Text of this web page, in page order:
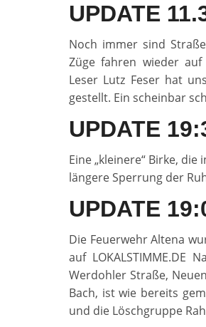
UPDATE
Noch immer sind
Züge fahren wieder auf
Leser Lutz Feser hat
gestellt. Ein scheinbar
UPDATE
Eine „kleinere“ Birke,
längere Sperrung der
UPDATE
Die Feuerwehr Altena
auf
Werdohler Straße,
Bach, ist wie bereits
und die Löschgruppe